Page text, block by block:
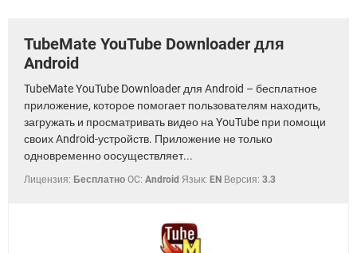
TubeMate YouTube Downloader для
Android
TubeMate YouTube Downloader для Android – бесплатное
приложение, которое помогает пользователям находить,
загружать и просматривать видео на YouTube при помощи
своих Android-устройств. Приложение не только
одновременно оосуществляет...
Лицензия: Бесплатно OC: Android Язык: EN Версия: 3.3